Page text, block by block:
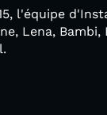
l'équipe
Lena,